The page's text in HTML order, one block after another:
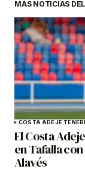
MÁS NOTICIAS
COSTA ADEJE
El Costa
en Tafalla
Alavés